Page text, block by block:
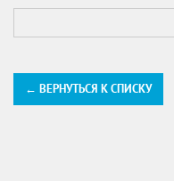
← ВЕРНУТЬСЯ К СПИСКУ